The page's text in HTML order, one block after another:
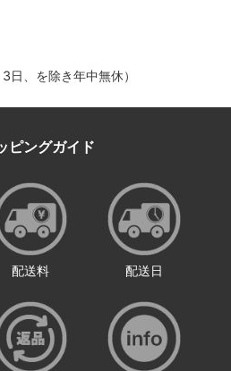
日、を除き年中無休）
ピングガイド
配送料 配送日